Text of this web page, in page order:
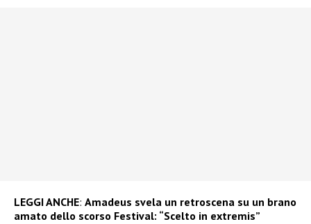
LEGGI ANCHE: Amadeus svela un retroscena su un brano
amato dello scorso Festival: “Scelto in extremis”